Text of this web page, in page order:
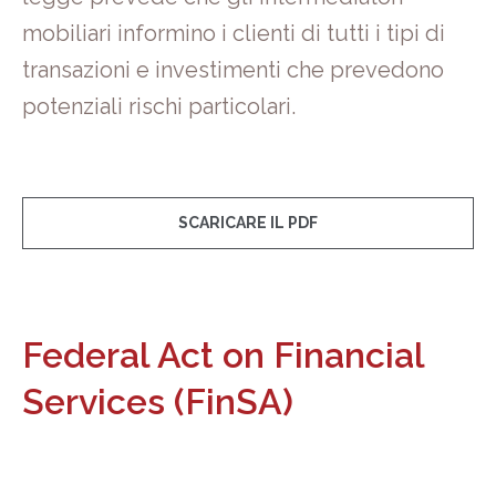
mobiliari informino i clienti di tutti i tipi di
transazioni e investimenti che prevedono
potenziali rischi particolari.
SCARICARE IL PDF
Federal Act on Financial
Services (FinSA)